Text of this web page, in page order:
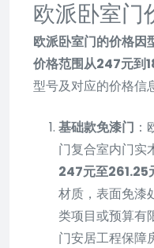
欧派卧室门
欧派卧室门的价格因
价格范围从247元到
型号及对应的价格信
基础款免漆门
门复合室内门实
247元至261.25
材质，表面免漆
类项目或预算有
门安居工程保障